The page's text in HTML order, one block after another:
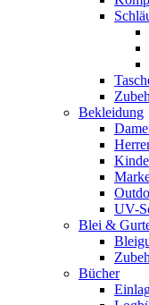
Bekleidung
UV-
Blei &
Bücher